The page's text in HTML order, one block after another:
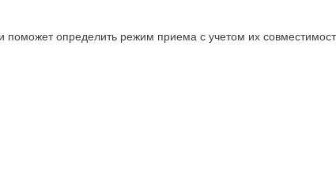
определить режим приема с учетом их